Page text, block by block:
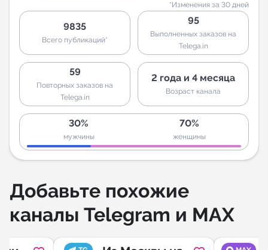
*Изменения за 30 дней
9835
Всего публикаций*
95
Выполненных заказов на
Telega.in
59
Повторных заказов на
Telega.in
2 года и 4 месяца
Возраст канала
30%
мужчины
70%
женщины
Добавьте похожие
каналы Telegram и MAX